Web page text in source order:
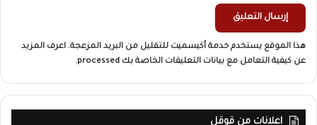
هذا الموقع يستخدم خدمة أكيسميت للتقليل من البريد المزعجة. اعرف المزيد
عن كيفية التعامل مع بيانات التعليقات الخاصة بك processed
.
اعلانات من قوقل